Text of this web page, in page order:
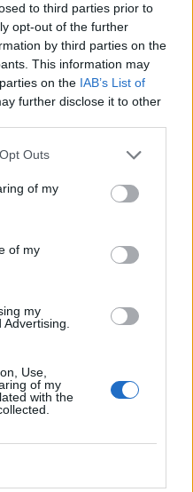
to third parties prior to
opt-out of the further
by third parties on the
This information may
on the IAB’s List of
further disclose it to other
Outs
of my
of my
my
Use,
of my
with the
a românului”,
Uzbekistan și Haiti!
la Chișinău:
agenți GRU, oamenii lui